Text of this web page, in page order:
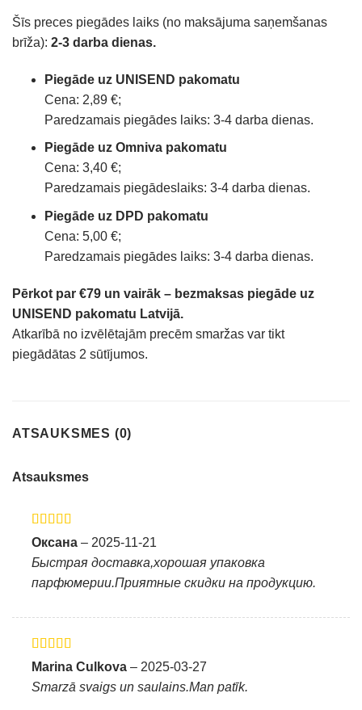
Šīs preces piegādes laiks (no maksājuma saņemšanas
brīža): 2-3 darba dienas.
Piegāde uz UNISEND pakomatu
Cena: 2,89 €;
Paredzamais piegādes laiks: 3-4 darba dienas.
Piegāde uz Omniva pakomatu
Cena: 3,40 €;
Paredzamais piegādeslaiks: 3-4 darba dienas.
Piegāde uz DPD pakomatu
Cena: 5,00 €;
Paredzamais piegādes laiks: 3-4 darba dienas.
Pērkot par €79 un vairāk – bezmaksas piegāde uz
UNISEND pakomatu Latvijā.
Atkarībā no izvēlētajām precēm smaržas var tikt
piegādātas 2 sūtījumos.
ATSAUKSMES (0)
Atsauksmes
Novērtēts ar
5no 5
Оксана – 2025-11-21
Быстрая доставка,хорошая упаковка
парфюмерии.Приятные скидки на продукцию.
Novērtēts ar
5no 5
Marina Culkova – 2025-03-27
Smarzā svaigs un saulains.Man patīk.